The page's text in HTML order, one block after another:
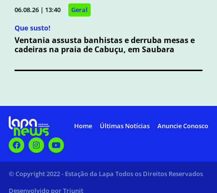
06.08.26 | 13:40 Geral
Que susto!
Ventania assusta banhistas e derruba mesas e
cadeiras na praia de Cabuçu, em Saubara
Home Últimas Notícias Anuncie Conosco
© Copyright 2022 - Estação da Lapa Todos os Direitos Reservados
Desenvolvido por Triunit